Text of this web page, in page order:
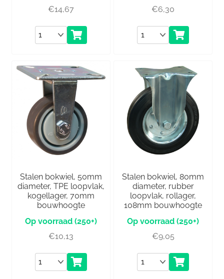
€14,67
Aantal
€6,30
Aantal
Stalen bokwiel, 50mm
diameter, TPE loopvlak,
kogellager, 70mm
bouwhoogte
(250+)
€10,13
Aantal
Stalen bokwiel, 80mm
diameter, rubber
loopvlak, rollager,
108mm bouwhoogte
(250+)
€9,05
Aantal